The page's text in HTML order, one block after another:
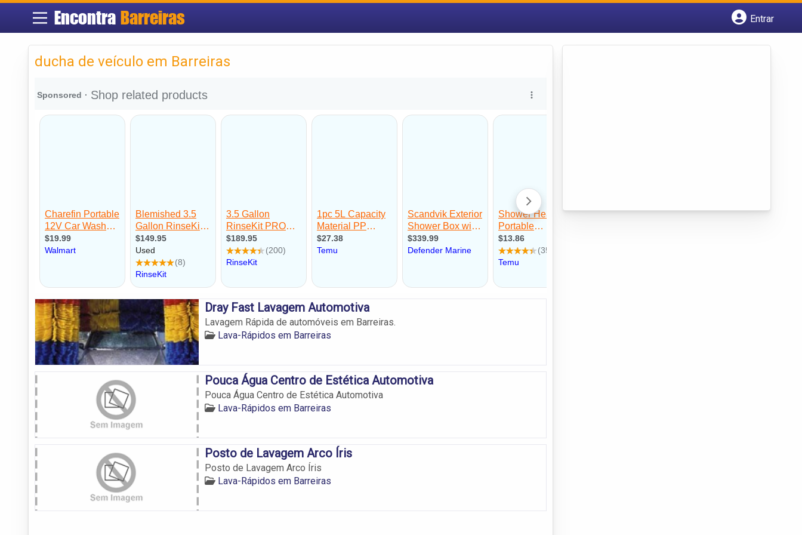
Encontra Barreiras
Entrar
ducha de veículo em Barreiras
Dray Fast Lavagem Automotiva
Lavagem Rápida de automóveis em Barreiras.
Lava-Rápidos em Barreiras
Pouca Água Centro de Estética Automotiva
Pouca Água Centro de Estética Automotiva
Lava-Rápidos em Barreiras
Posto de Lavagem Arco Íris
Posto de Lavagem Arco Íris
Lava-Rápidos em Barreiras